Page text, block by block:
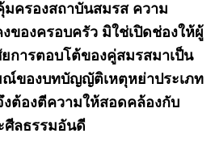
ครองสถาบันสมรส ความ
ของครอบครัว มิใช่เปิดช่องให้ผู้
การตอบโต้ของคู่สมรสมาเป็น
ณ์ของบทบัญญัติเหตุหย่าประเภท
ต้องตีความให้สอดคล้องกับ
ศีลธรรมอันดี